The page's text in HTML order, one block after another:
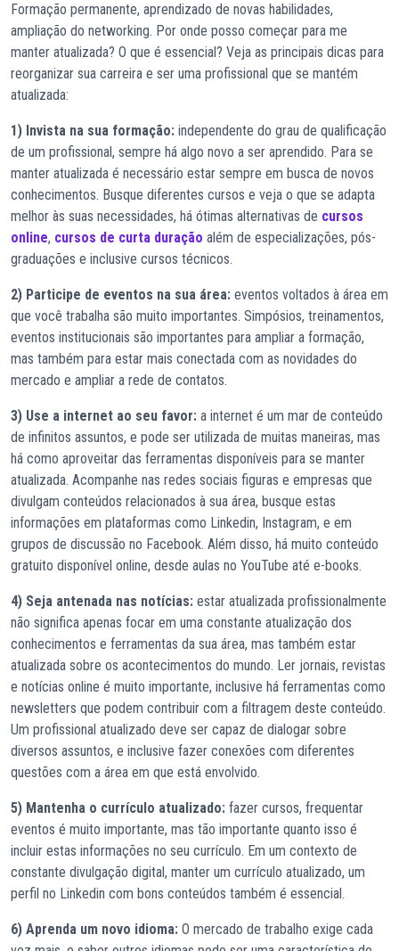
Formação permanente, aprendizado de novas habilidades,
ampliação do networking. Por onde posso começar para me
manter atualizada? O que é essencial? Veja as principais dicas para
reorganizar sua carreira e ser uma profissional que se mantém
atualizada:
1) Invista na sua formação: independente do grau de qualificação
de um profissional, sempre há algo novo a ser aprendido. Para se
manter atualizada é necessário estar sempre em busca de novos
conhecimentos. Busque diferentes cursos e veja o que se adapta
melhor às suas necessidades, há ótimas alternativas de cursos
online, cursos de curta duração além de especializações, pós-
graduações e inclusive cursos técnicos.
2) Participe de eventos na sua área: eventos voltados à área em
que você trabalha são muito importantes. Simpósios, treinamentos,
eventos institucionais são importantes para ampliar a formação,
mas também para estar mais conectada com as novidades do
mercado e ampliar a rede de contatos.
3) Use a internet ao seu favor: a internet é um mar de conteúdo
de infinitos assuntos, e pode ser utilizada de muitas maneiras, mas
há como aproveitar das ferramentas disponíveis para se manter
atualizada. Acompanhe nas redes sociais figuras e empresas que
divulgam conteúdos relacionados à sua área, busque estas
informações em plataformas como Linkedin, Instagram, e em
grupos de discussão no Facebook. Além disso, há muito conteúdo
gratuito disponível online, desde aulas no YouTube até e-books.
4) Seja antenada nas notícias: estar atualizada profissionalmente
não significa apenas focar em uma constante atualização dos
conhecimentos e ferramentas da sua área, mas também estar
atualizada sobre os acontecimentos do mundo. Ler jornais, revistas
e notícias online é muito importante, inclusive há ferramentas como
newsletters que podem contribuir com a filtragem deste conteúdo.
Um profissional atualizado deve ser capaz de dialogar sobre
diversos assuntos, e inclusive fazer conexões com diferentes
questões com a área em que está envolvido.
5) Mantenha o currículo atualizado: fazer cursos, frequentar
eventos é muito importante, mas tão importante quanto isso é
incluir estas informações no seu currículo. Em um contexto de
constante divulgação digital, manter um currículo atualizado, um
perfil no Linkedin com bons conteúdos também é essencial.
6) Aprenda um novo idioma: O mercado de trabalho exige cada